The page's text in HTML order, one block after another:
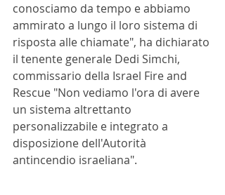
conosciamo da tempo e abbiamo
ammirato a lungo il loro sistema di
risposta alle chiamate", ha dichiarato
il tenente generale Dedi Simchi,
commissario della Israel Fire and
Rescue "Non vediamo l'ora di avere
un sistema altrettanto
personalizzabile e integrato a
disposizione dell'Autorità
antincendio israeliana".